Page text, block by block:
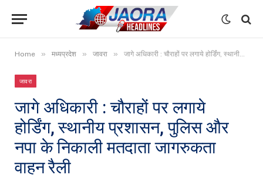
Home » मध्यप्रदेश » जावरा » जागे अधिकारी : चौराहों पर लगाये होर्डिंग, स्थानीय प्रशासन, पुलिस और नपा के निकाली मतदाता जागरुकता वाहन रैली
जावरा
जागे अधिकारी : चौराहों पर लगाये
होर्डिंग, स्थानीय प्रशासन, पुलिस और
नपा के निकाली मतदाता जागरुकता
वाहन रैली